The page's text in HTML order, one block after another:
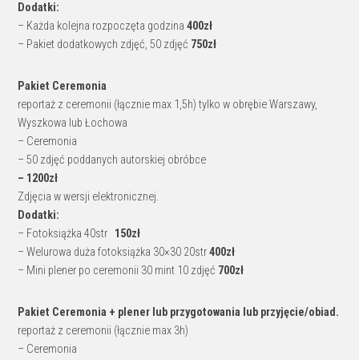
Dodatki:
– Każda kolejna rozpoczęta godzina400zł
– Pakiet dodatkowych zdjęć, 50 zdjęć 750zł
Pakiet Ceremonia
reportaż z ceremonii (łącznie max 1,5h) tylko w obrębie Warszawy,
Wyszkowa lub Łochowa
– Ceremonia
– 50 zdjęć poddanych autorskiej obróbce
– 1200zł
Zdjęcia w wersji elektronicznej.
Dodatki:
– Fotoksiążka 40str 150zł
– Welurowa duża fotoksiążka 30×30 20str400zł
– Mini plener po ceremonii 30 mint 10 zdjęć 700zł
Pakiet Ceremonia + plener lub przygotowania lub przyjęcie/obiad.
reportaż z ceremonii (łącznie max 3h)
– Ceremonia